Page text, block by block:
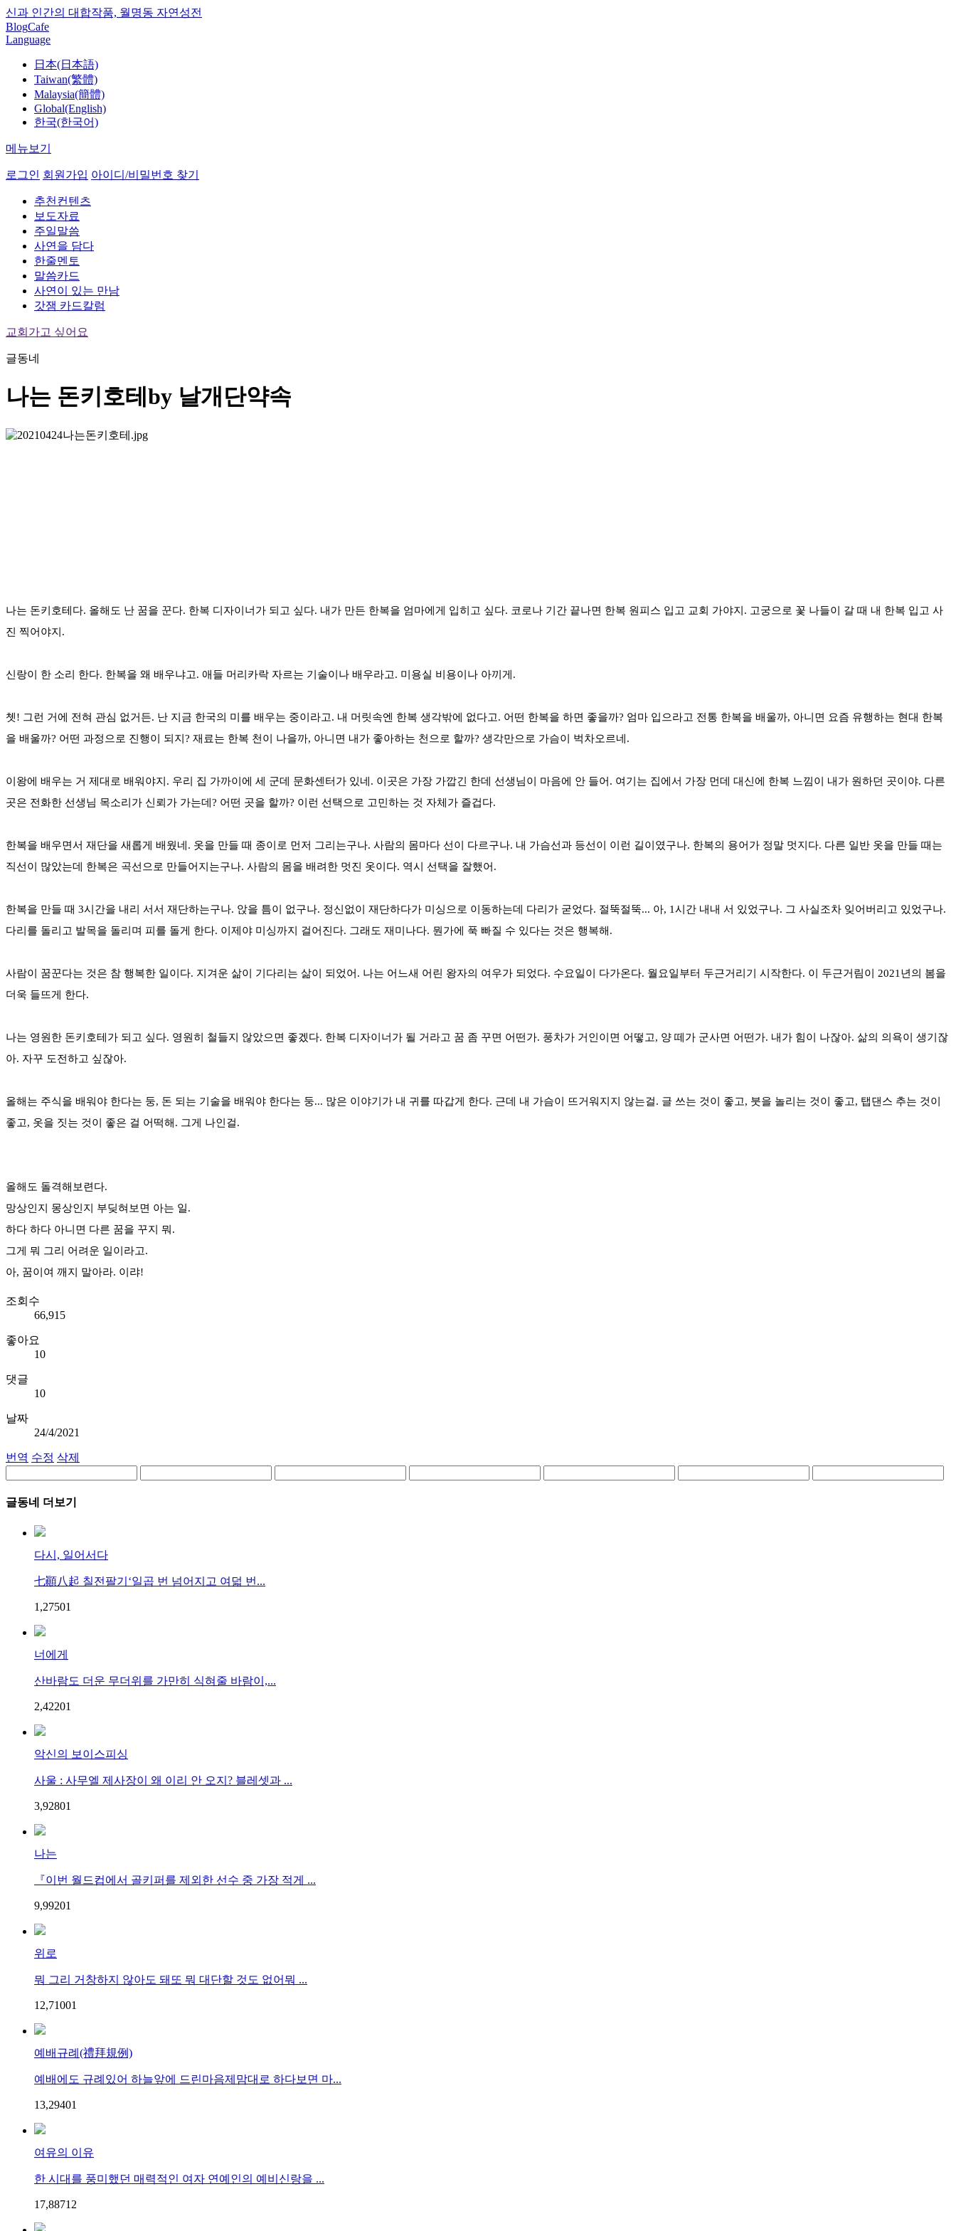
신과 인간의 대합작품, 월명동 자연성전
BlogCafe
Language
日本(日本語)
Taiwan(繁體)
Malaysia(簡體)
Global(English)
한국(한국어)
메뉴보기
로그인 회원가입 아이디/비밀번호 찾기
추천컨텐츠
보도자료
주일말씀
사연을 담다
한줄멘토
말씀카드
사연이 있는 만남
갓잼 카드칼럼
교회가고 싶어요
글동네
나는 돈키호테by 날개단약속
나는 돈키호테다. 올해도 난 꿈을 꾼다. 한복 디자이너가 되고 싶다. 내가 만든 한복을 엄마에게 입히고 싶다. 코로나 기간 끝나면 한복 원피스 입고 교회 가야지. 고궁으로 꽃 나들이 갈 때 내 한복 입고 사
진 찍어야지.
신랑이 한 소리 한다. 한복을 왜 배우냐고. 애들 머리카락 자르는 기술이나 배우라고. 미용실 비용이나 아끼게.
쳇! 그런 거에 전혀 관심 없거든. 난 지금 한국의 미를 배우는 중이라고. 내 머릿속엔 한복 생각밖에 없다고. 어떤 한복을 하면 좋을까? 엄마 입으라고 전통 한복을 배울까, 아니면 요즘 유행하는 현대 한복
을 배울까? 어떤 과정으로 진행이 되지? 재료는 한복 천이 나을까, 아니면 내가 좋아하는 천으로 할까? 생각만으로 가슴이 벅차오르네.
이왕에 배우는 거 제대로 배워야지. 우리 집 가까이에 세 군데 문화센터가 있네. 이곳은 가장 가깝긴 한데 선생님이 마음에 안 들어. 여기는 집에서 가장 먼데 대신에 한복 느낌이 내가 원하던 곳이야. 다른
곳은 전화한 선생님 목소리가 신뢰가 가는데? 어떤 곳을 할까? 이런 선택으로 고민하는 것 자체가 즐겁다.
한복을 배우면서 재단을 새롭게 배웠네. 옷을 만들 때 종이로 먼저 그리는구나. 사람의 몸마다 선이 다르구나. 내 가슴선과 등선이 이런 길이였구나. 한복의 용어가 정말 멋지다. 다른 일반 옷을 만들 때는
직선이 많았는데 한복은 곡선으로 만들어지는구나. 사람의 몸을 배려한 멋진 옷이다. 역시 선택을 잘했어.
한복을 만들 때 3시간을 내리 서서 재단하는구나. 앉을 틈이 없구나. 정신없이 재단하다가 미싱으로 이동하는데 다리가 굳었다. 절뚝절뚝... 아, 1시간 내내 서 있었구나. 그 사실조차 잊어버리고 있었구나.
다리를 돌리고 발목을 돌리며 피를 돌게 한다. 이제야 미싱까지 걸어진다. 그래도 재미나다. 뭔가에 푹 빠질 수 있다는 것은 행복해.
사람이 꿈꾼다는 것은 참 행복한 일이다. 지겨운 삶이 기다리는 삶이 되었어. 나는 어느새 어린 왕자의 여우가 되었다. 수요일이 다가온다. 월요일부터 두근거리기 시작한다. 이 두근거림이 2021년의 봄을
더욱 들뜨게 한다.
나는 영원한 돈키호테가 되고 싶다. 영원히 철들지 않았으면 좋겠다. 한복 디자이너가 될 거라고 꿈 좀 꾸면 어떤가. 풍차가 거인이면 어떻고, 양 떼가 군사면 어떤가. 내가 힘이 나잖아. 삶의 의욕이 생기잖
아. 자꾸 도전하고 싶잖아.
올해는 주식을 배워야 한다는 둥, 돈 되는 기술을 배워야 한다는 둥... 많은 이야기가 내 귀를 따갑게 한다. 근데 내 가슴이 뜨거워지지 않는걸. 글 쓰는 것이 좋고, 붓을 놀리는 것이 좋고, 탭댄스 추는 것이
좋고, 옷을 짓는 것이 좋은 걸 어떡해. 그게 나인걸.
올해도 돌격해보련다.
망상인지 몽상인지 부딪혀보면 아는 일.
하다 하다 아니면 다른 꿈을 꾸지 뭐.
그게 뭐 그리 어려운 일이라고.
아, 꿈이여 깨지 말아라. 이랴!
조회수
66,915
좋아요
10
댓글
10
날짜
24/4/2021
번역 수정 삭제
글동네 더보기
다시, 일어서다
七顚八起 칠전팔기‘일곱 번 넘어지고 여덟 번...
1,27501
너에게
산바람도 더운 무더위를 가만히 식혀줄 바람이,...
2,42201
악신의 보이스피싱
사울 : 사무엘 제사장이 왜 이리 안 오지? 블레셋과 ...
3,92801
나는
『이번 월드컵에서 골키퍼를 제외한 선수 중 가장 적게 ...
9,99201
위로
뭐 그리 거창하지 않아도 돼또 뭐 대단할 것도 없어뭐 ...
12,71001
예배규례(禮拜規例)
예배에도 규례있어 하늘앞에 드린마음제맘대로 하다보면 마...
13,29401
여유의 이유
한 시대를 풍미했던 매력적인 여자 연예인의 예비신랑을 ...
17,88712